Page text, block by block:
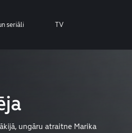
seriāli TV
ungāru atraitne Marika